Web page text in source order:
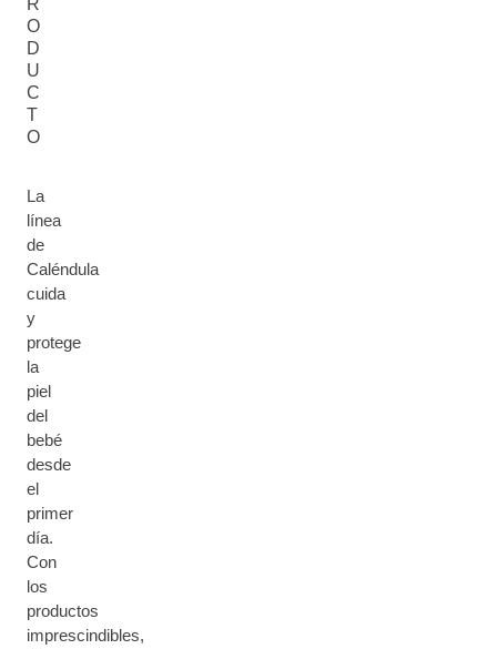
R
O
D
U
C
T
O
La
línea
de
Caléndula
cuida
y
protege
la
piel
del
bebé
desde
el
primer
día.
Con
los
productos
imprescindibles,